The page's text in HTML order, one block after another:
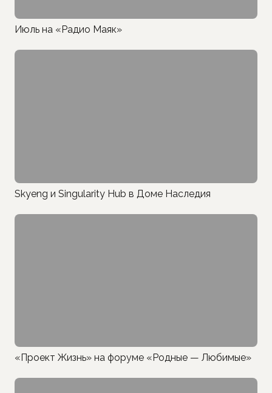
Июль на «Радио Маяк»
Skyeng и Singularity Hub в Доме Наследия
«Проект Жизнь» на форуме «Родные — Любимые»